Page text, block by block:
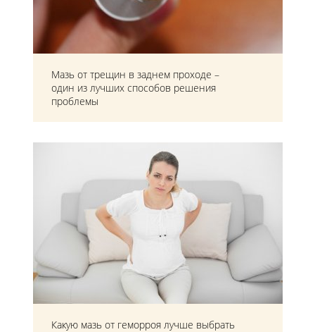
Мазь от трещин в заднем проходе –
один из лучших способов решения
проблемы
Какую мазь от геморроя лучше выбрать